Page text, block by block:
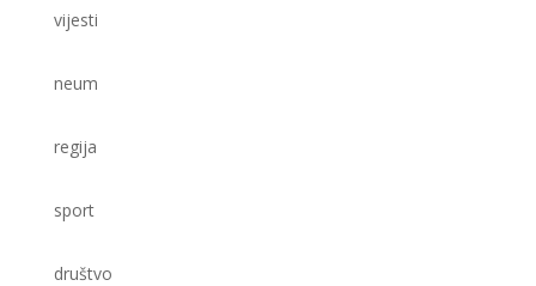
vijesti
neum
regija
sport
društvo